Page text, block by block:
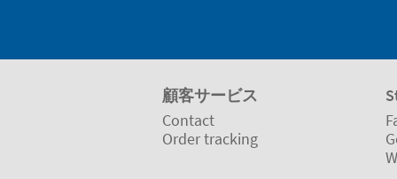
顧客サービス
Contact
Order tracking